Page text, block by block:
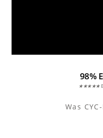
98%
★★★★★
Was